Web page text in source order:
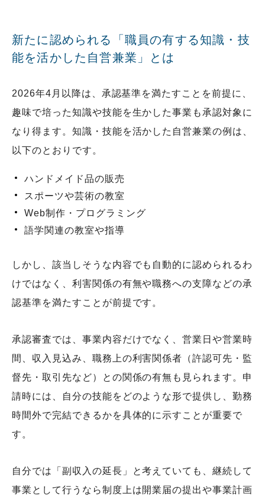
新たに認められる「職員の有する知識・技
能を活かした自営兼業」とは
2026年4月以降は、承認基準を満たすことを前提に、
趣味で培った知識や技能を生かした事業も承認対象に
なり得ます。知識・技能を活かした自営兼業の例は、
以下のとおりです。
ハンドメイド品の販売
スポーツや芸術の教室
Web制作・プログラミング
語学関連の教室や指導
しかし、該当しそうな内容でも自動的に認められるわ
けではなく、利害関係の有無や職務への支障などの承
認基準を満たすことが前提です。
承認審査では、事業内容だけでなく、営業日や営業時
間、収入見込み、職務上の利害関係者（許認可先・監
督先・取引先など）との関係の有無も見られます。申
請時には、自分の技能をどのような形で提供し、勤務
時間外で完結できるかを具体的に示すことが重要で
す。
自分では「副収入の延長」と考えていても、継続して
事業として行うなら制度上は開業届の提出や事業計画